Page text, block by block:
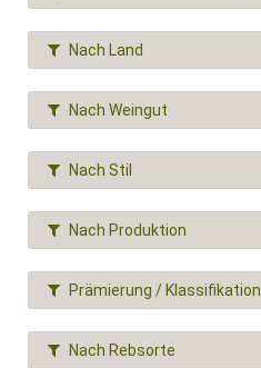
Nach Land
Nach Weingut
Nach Stil
Nach Produktion
Prämierung / Klassifikation
Nach Rebsorte